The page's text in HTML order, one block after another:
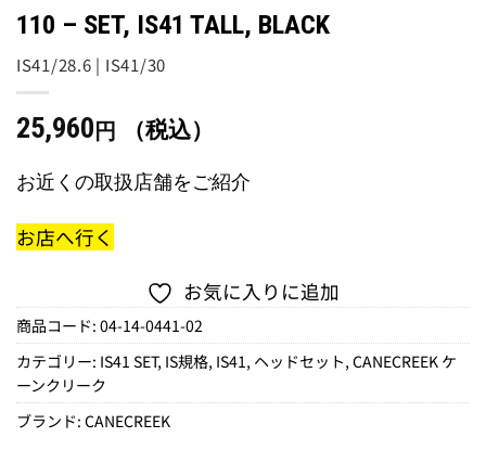
110 – SET, IS41 TALL, BLACK
IS41/28.6 | IS41/30
25,960 円 （税込）
お近くの取扱店舗をご紹介
お店へ行く
お気に入りに追加
商品コード: 04-14-0441-02
カテゴリー: IS41 SET, IS規格, IS41, ヘッドセット, CANECREEK ケ
ーンクリーク
ブランド: CANECREEK